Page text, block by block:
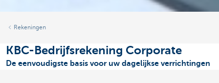
Rekeningen
KBC-Bedrijfsrekening Corporate
De eenvoudigste basis voor uw dagelijkse verrichtingen